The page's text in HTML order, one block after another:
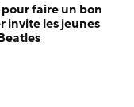
faire un bon
invite les jeunes